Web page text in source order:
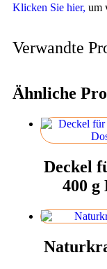
Klicken Sie hier, um
Verwandte
Ähnliche
Deckel
400 g